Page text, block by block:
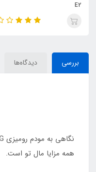
E2
بررسی دیدگاه‌ها
همه مزایا مال تو است.